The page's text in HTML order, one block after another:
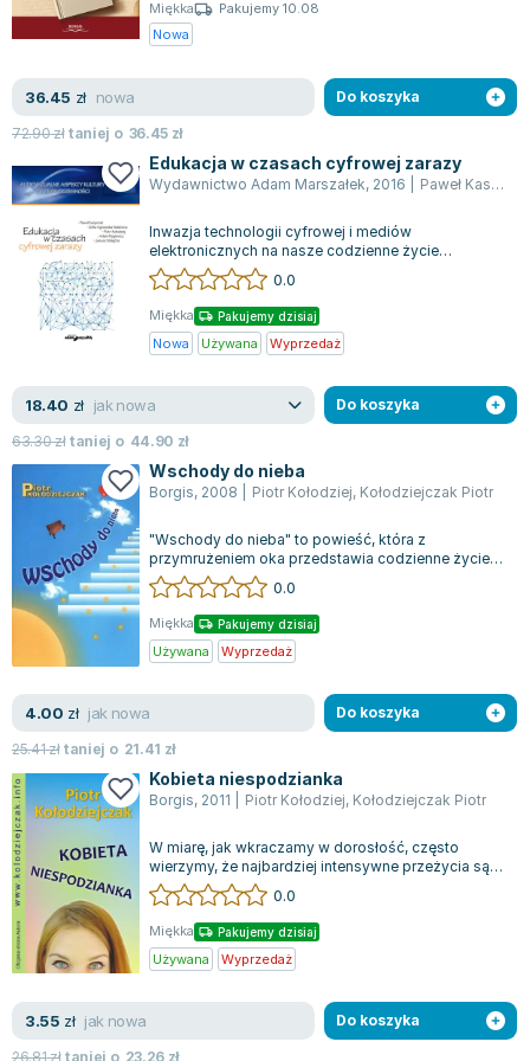
Książki o naukach politycznych dla studentów
Książki do nauk społecznych dla studentów
Książki do nauk ścisłych dla studentów
Prawo - książki dla studentów
Technologia żywności - książki
Zarządzanie i marketing - książki
Nauka języków obcych - książki
Podręczniki dla nauczycieli - metodyka
Repetytoria, testy i materiały pomocnicze
Bolesław Prus
Wanda Chotomska
Józef Ignacy Kraszewski
Clive Staples Lewis
Martyna Wojciechowska
Melissa De la Cruz
Blanka Lipińska
Jaś Kapela
Agatha Christie
Witold Gadowski
Marcin Kowalczyk
Piotr Zychowicz
Joanna Jabłczyńska
Piotr Kościelny
Jan Piński
Zygmunt Freud
Agata Passent
Michel Moran
Maciej Orłoś
Katarzyna Miller
Antoine de Saint Exupery
Lew Tołstoj
Mark Twain
Marcin Meller
Paulina Młynarska
ks. Piotr Pawlukiewicz
Jarosław Sokołowski
Piotr Latocha
Piotr Semka
Jarosław Iwaszkiewicz
Miękka
Pakujemy 10.08
Nowa
36.45 zł nowa
72.90złtaniej o 36.45 zł
Do koszyka
Edukacja w czasach cyfrowej zarazy
Wydawnictwo Adam Marszałek, 2016 Paweł Kasprzak
Inwazja technologii cyfrowej i mediów
elektronicznych na nasze codzienne życie
wywołała nie tylko komunikacyjne, ale również
biolo...
0.0
Miękka Pakujemy dzisiaj
Nowa Używana Wyprzedaż
18.40 zł jak nowa
63.30złtaniej o 44.90 zł
Do koszyka
Wschody do nieba
Borgis, 2008 Piotr Kołodziej, Kołodziejczak Piotr
"Wschody do nieba" to powieść, która z
przymrużeniem oka przedstawia codzienne życie
młodzieży licealnej w Warszawie w dobie PRL-u...
0.0
Miękka Pakujemy dzisiaj
Używana Wyprzedaż
4.00 zł jak nowa
25.41złtaniej o 21.41 zł
Do koszyka
Kobieta niespodzianka
Borgis, 2011 Piotr Kołodziej, Kołodziejczak Piotr
W miarę, jak wkraczamy w dorosłość, często
wierzymy, że najbardziej intensywne przeżycia są
już za nami. Regularnie skupiamy się n...
0.0
Miękka Pakujemy dzisiaj
Używana Wyprzedaż
3.55 zł jak nowa
26.81złtaniej o 23.26 zł
Do koszyka